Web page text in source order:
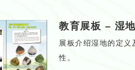
教育展板 – 湿
展板介绍湿地的定
性。